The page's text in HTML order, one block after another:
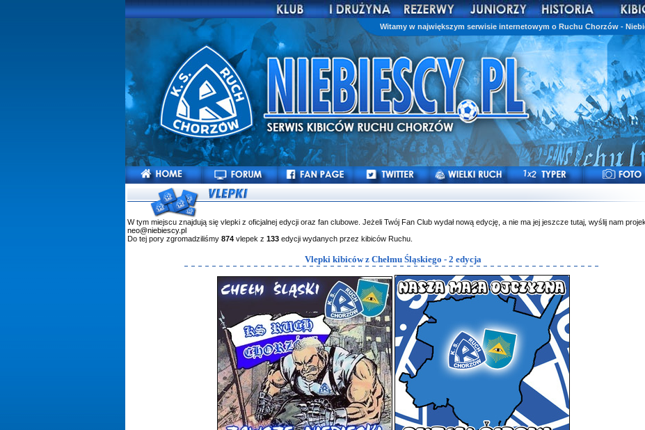
Witamy w największym serwisie internetowym o Ruchu Chorzów -
W tym miejscu znajdują się vlepki z oficjalnej edycji oraz fan clubowe. Jeżeli Twój Fan Club wydał nową edycję, a nie ma jej jeszcze tutaj, wyślij nam
neo@niebiescy.pl
Do tej pory zgromadziliśmy 874vlepek z 133edycji wydanych przez kibiców Ruchu.
Vlepki kibiców z Chełmu Śląskiego - 2 edycja